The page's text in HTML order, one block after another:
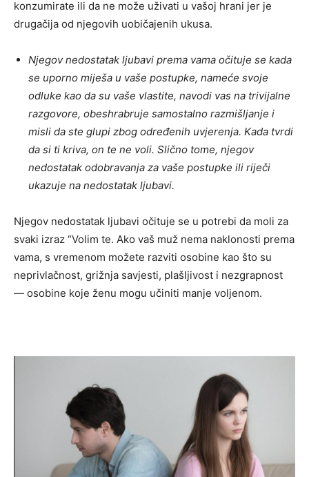
konzumirate ili da ne može uživati ​​u vašoj hrani jer je
drugačija od njegovih uobičajenih ukusa.
Njegov nedostatak ljubavi prema vama očituje se kada
se uporno miješa u vaše postupke, nameće svoje
odluke kao da su vaše vlastite, navodi vas na trivijalne
razgovore, obeshrabruje samostalno razmišljanje i
misli da ste glupi zbog određenih uvjerenja. Kada tvrdi
da si ti kriva, on te ne voli. Slično tome, njegov
nedostatak odobravanja za vaše postupke ili riječi
ukazuje na nedostatak ljubavi.
Njegov nedostatak ljubavi očituje se u potrebi da moli za
svaki izraz “Volim te. Ako vaš muž nema naklonosti prema
vama, s vremenom možete razviti osobine kao što su
neprivlačnost, grižnja savjesti, plašljivost i nezgrapnost
— osobine koje ženu mogu učiniti manje voljenom.